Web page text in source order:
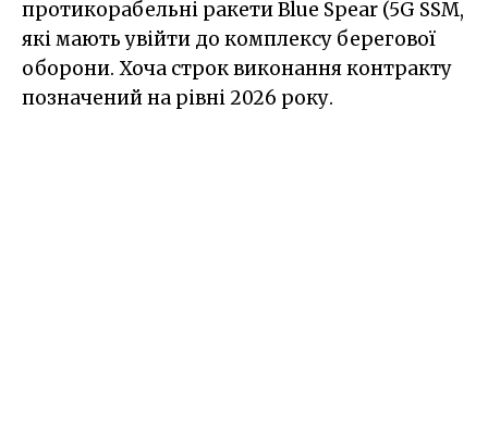
протикорабельні ракети Blue Spear (5G SSM,
які мають увійти до комплексу берегової
оборони. Хоча строк виконання контракту
позначений на рівні 2026 року.